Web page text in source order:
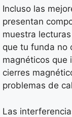
Incluso las
presentan
muestra
que tu funda no
magnéticos que
cierres
problemas de
Las